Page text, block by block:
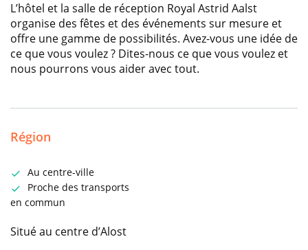
L’hôtel et la salle de réception Royal Astrid Aalst
organise des fêtes et des événements sur mesure et
offre une gamme de possibilités. Avez-vous une idée de
ce que vous voulez ? Dites-nous ce que vous voulez et
nous pourrons vous aider avec tout.
Région
Au centre-ville
Proche des transports
en commun
Situé au centre d’Alost